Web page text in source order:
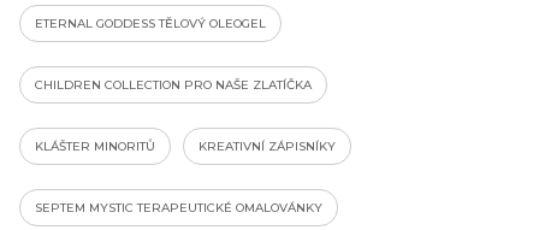
ETERNAL GODDESS TĚLOVÝ OLEOGEL
CHILDREN COLLECTION PRO NAŠE ZLATÍČKA
KLÁŠTER MINORITŮ KREATIVNÍ ZÁPISNÍKY
SEPTEM MYSTIC TERAPEUTICKÉ OMALOVÁNKY